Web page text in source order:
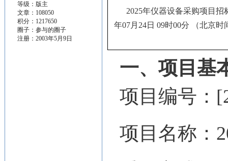
等级：版主
文章：108050
积分：1217650
圈子： 参与的圈子
注册：2003年5月9日
2025年仪器设备采购项目 招
年07月24日 09时00分
（北京
一、项目基
项目编号：
项目名称：